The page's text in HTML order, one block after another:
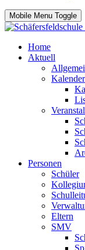
Mobile Menu Toggle
Home
Aktuell
Kalender
Personen
Schüler
Eltern
SMV